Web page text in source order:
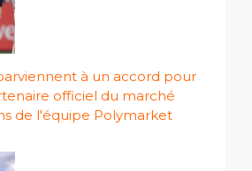
à un accord pour
officiel du marché
de l'équipe Polymarket